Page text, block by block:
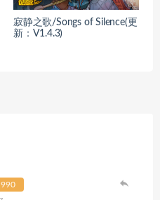
寂静之歌/Songs of Silence(更
新：V1.4.3)